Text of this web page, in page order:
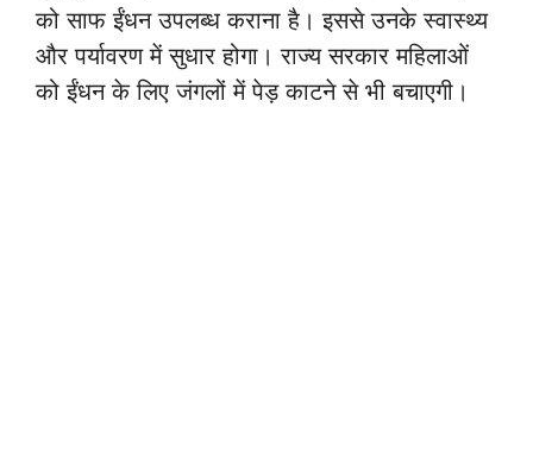
को साफ ईंधन उपलब्ध कराना है। इससे उनके स्वास्थ्य
और पर्यावरण में सुधार होगा। राज्य सरकार महिलाओं
को ईंधन के लिए जंगलों में पेड़ काटने से भी बचाएगी।